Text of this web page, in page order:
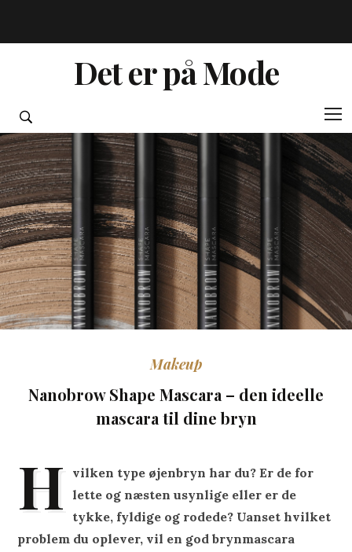
Det er på Mode
Makeup
Nanobrow Shape Mascara – den ideelle
mascara til dine bryn
H
vilken type øjenbryn har du? Er de for
lette og næsten usynlige eller er de
tykke, fyldige og rodede? Uanset hvilket
problem du oplever, vil en god brynmascara